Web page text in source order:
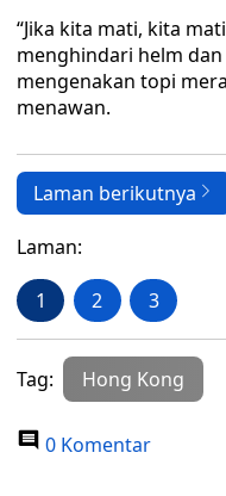
“Jika kita mati, kita
menghindari helm
mengenakan topi
menawan.
Laman berikutnya
Laman:
1 2 3
Tag: Hong Kong
0 Komentar